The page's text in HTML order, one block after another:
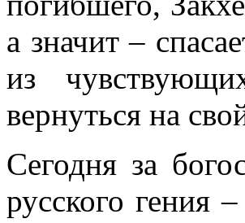
а значит –
из
вернуться на
Сегодня за
русского гения